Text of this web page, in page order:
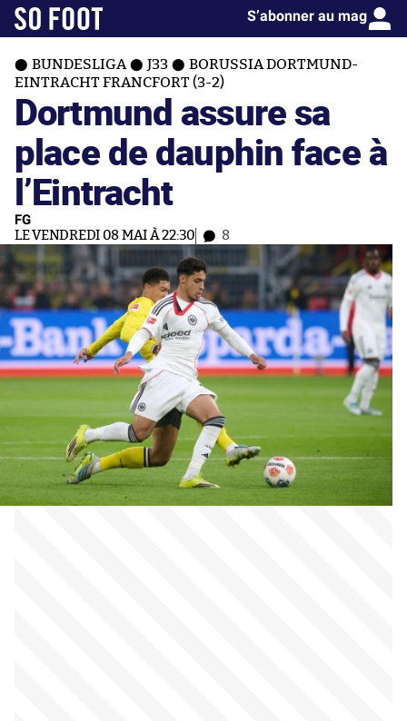
S’abonner au mag
BUNDESLIGA J33
BORUSSIA DORTMUND-
EINTRACHT FRANCFORT (3-2)
Dortmund assure sa
place de dauphin face à
l’Eintracht
FG
LE VENDREDI 08 MAI À 22:30 8